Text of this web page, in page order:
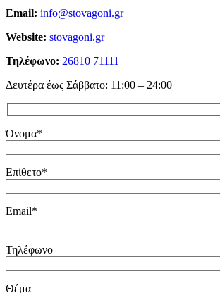
Email: info@stovagoni.gr
Website: stovagoni.gr
Τηλέφωνο: 26810 71111
Δευτέρα έως Σάββατο: 11:00 – 24:00
Όνομα*
Επίθετο*
Email*
Τηλέφωνο
Θέμα